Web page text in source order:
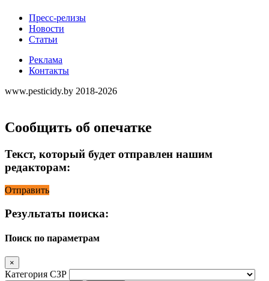
Пресс-релизы
Новости
Статьи
Реклама
Контакты
www.pesticidy.by 2018-2026
Сообщить об опечатке
Текст, который будет отправлен нашим
редакторам:
Отправить
Результаты поиска:
Поиск по параметрам
×
Категория СЗР